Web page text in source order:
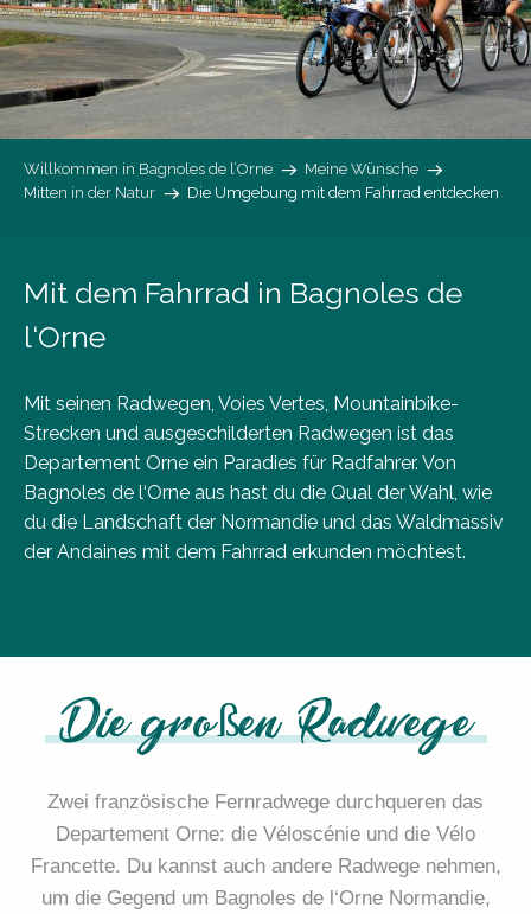
Willkommen in Bagnoles de l’Orne
Meine Wünsche
Mitten in der Natur
Die Umgebung mit dem Fahrrad entdecken
Mit dem Fahrrad in Bagnoles de
l‘Orne
Mit seinen Radwegen, Voies Vertes, Mountainbike-
Strecken und ausgeschilderten Radwegen ist das
Departement Orne ein Paradies für Radfahrer. Von
Bagnoles de l‘Orne aus hast du die Qual der Wahl, wie
du die Landschaft der Normandie und das Waldmassiv
der Andaines mit dem Fahrrad erkunden möchtest.
Die großen Radwege
Zwei französische Fernradwege durchqueren das
Departement Orne: die Véloscénie und die Vélo
Francette. Du kannst auch andere Radwege nehmen,
um die Gegend um Bagnoles de l‘Orne Normandie,